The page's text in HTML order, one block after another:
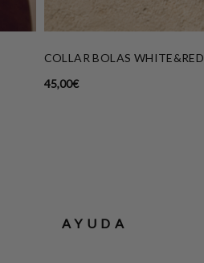
COLLAR BOLAS WHITE&RED
45,00€
AYUDA